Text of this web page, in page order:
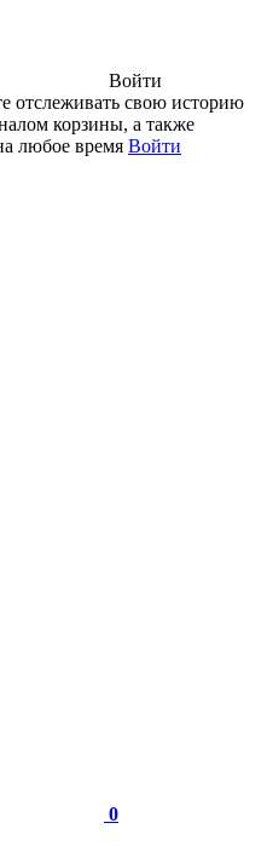
Войти
отслеживать свою историю
корзины, а также
любое время Войти
0